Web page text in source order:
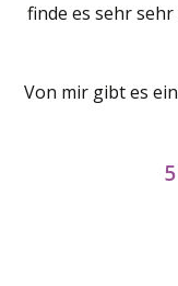
finde es sehr sehr
Von mir gibt es